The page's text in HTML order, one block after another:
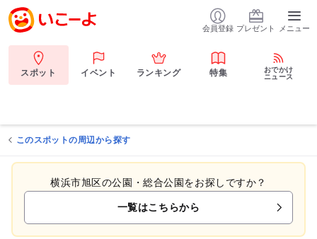
会員登録 プレゼント メニュー
スポット イベント ランキング 特集
おでかけ
ニュース
このスポットの周辺から探す
横浜市旭区の公園・総合公園をお探しですか？
一覧はこちらから